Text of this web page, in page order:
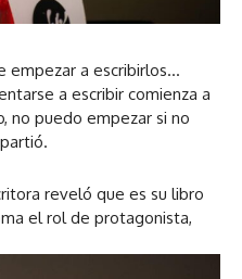
empezar a escribirlos…
a escribir comienza a
no puedo empezar si no
reveló que es su libro
el rol de protagonista,